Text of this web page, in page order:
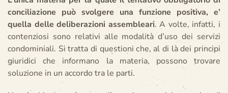
conciliazione può svolgere una funzione positiva, e’
quella delle deliberazioni assembleari. A volte, infatti, i
contenziosi sono relativi alle modalità d’uso dei servizi
condominiali. Si tratta di questioni che, al di là dei principi
giuridici che informano la materia, possono trovare
soluzione in un accordo tra le parti.